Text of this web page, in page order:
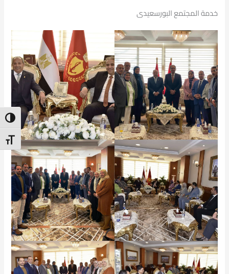
Size
خدمة المجتمع البورسعيدى